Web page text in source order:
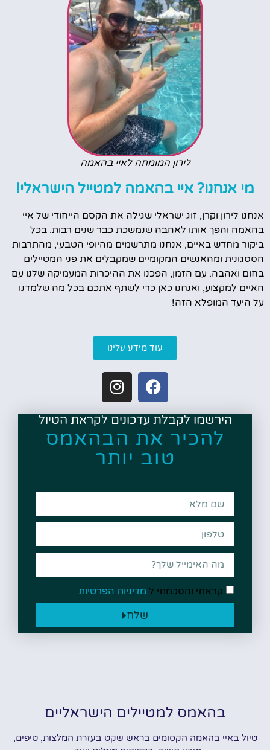
לירון המומחה לאיי בהאמה
מי אנחנו? איי בהאמה למטייל הישראלי!
אנחנו לירון וקרן, זוג ישראלי שגילה את הקסם הייחודי של איי
בהאמה והפך אותו לאהבה שנמשכת כבר שנים רבות. בכל
ביקור מחדש באיים, אנחנו מתרשמים מהיופי הטבעי, מהתרבות
הססגונית ומהאנשים המקומיים שמקבלים את פני המטיילים
בחום ואהבה. עם הזמן, הפכנו את ההיכרות המעמיקה שלנו עם
האיים למקצוע, ואנחנו כאן כדי לשתף אתכם בכל מה שלמדנו
על היעד המופלא הזה!
עוד מידע עלינו
הירשמו לקבלת עדכונים לקראת הטיול
להכיר את הבהאמס
טוב יותר
קראתי והסכמתי ל מדיניות הפרטיות
שלח
בהאמס למטיילים הישראליים
טיול באיי בהאמה הקסומים בראש שקט בעזרת המלצות, טיפים,